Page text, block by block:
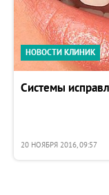
НОВОСТИ КЛИНИК
Системы
20 НОЯБРЯ 2016, 09:57